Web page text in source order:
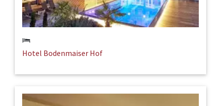
Hotel Bodenmaiser Hof